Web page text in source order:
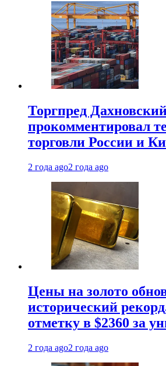
Торгпред
прокомментировал
торговли России и
2 года ago2 года ago
Цены на золото
исторический
отметку в $2360 за
2 года ago2 года ago